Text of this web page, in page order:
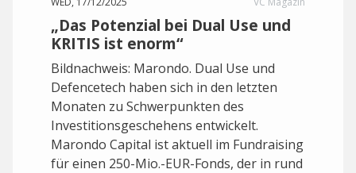
„Das Potenzial bei Dual Use und
KRITIS ist enorm“
Bildnachweis: Marondo. Dual Use und
Defencetech haben sich in den letzten
Monaten zu Schwerpunkten des
Investitionsgeschehens entwickelt.
Marondo Capital ist aktuell im Fundraising
für einen 250-Mio.-EUR-Fonds, der in rund